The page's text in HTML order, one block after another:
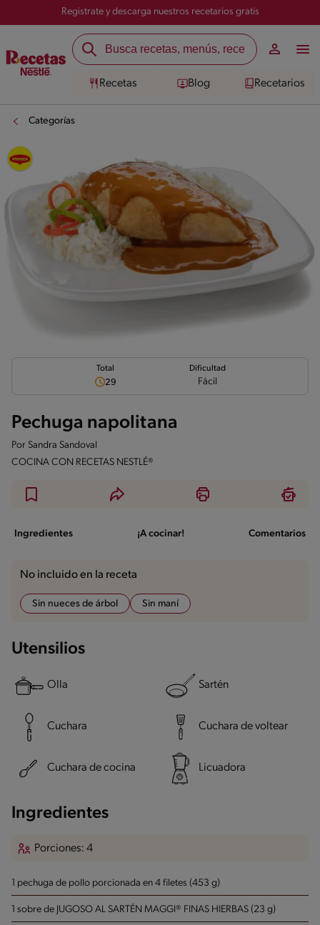
Registrate y descarga nuestros recetarios gratis
Recetas Blog Recetarios
Categorías
Total
29
Dificultad
Fácil
Pechuga napolitana
Por Sandra Sandoval
COCINA CON RECETAS NESTLÉ®
Ingredientes ¡A cocinar! Comentarios
No incluido en la receta
Sin nueces de árbol Sin maní
Utensilios
Olla Sartén
Cuchara Cuchara de voltear
Cuchara de cocina Licuadora
Ingredientes
Porciones: 4
1 pechuga de pollo porcionada en 4 filetes (453 g)
1 sobre de JUGOSO AL SARTÉN MAGGI® FINAS HIERBAS (23 g)